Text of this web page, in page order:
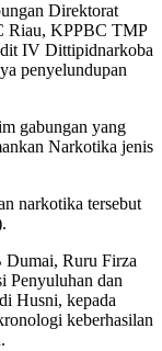
Direktorat
Riau, KPPBC TMP
IV Dittipidnarkoba
penyelundupan
gabungan yang
Narkotika jenis
narkotika tersebut
Dumai, Ruru Firza
Penyuluhan dan
Husni, kepada
keberhasilan